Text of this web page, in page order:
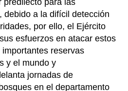
predilecto para las
debido a la difícil detección
por ello, el Ejército
esfuerzos en atacar estos
reservas
y el mundo y
jornadas de
en el departamento